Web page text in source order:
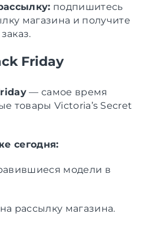
подпишитесь
магазина и получите
Friday
— самое время
товары Victoria’s Secret
сегодня:
модели в
рассылку магазина.